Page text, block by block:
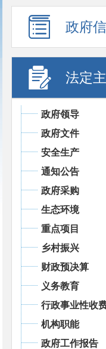
政府
法定
政府领导
政府文件
安全生产
通知公告
政府采购
生态环境
重点项目
乡村振兴
财政预决算
义务教育
行政事业性收
机构职能
政府工作报告